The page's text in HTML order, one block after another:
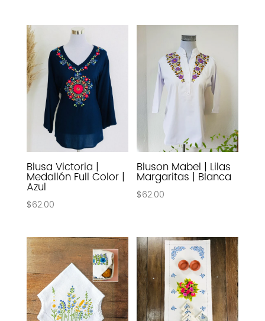
Blusa Victoria |
Medallón Full Color |
Azul
$62.00
Bluson Mabel | Lilas
Margaritas | Blanca
$62.00